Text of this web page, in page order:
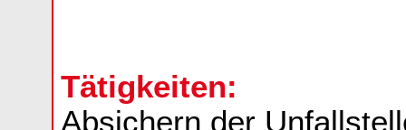
Tätigkeiten:
Absichern der